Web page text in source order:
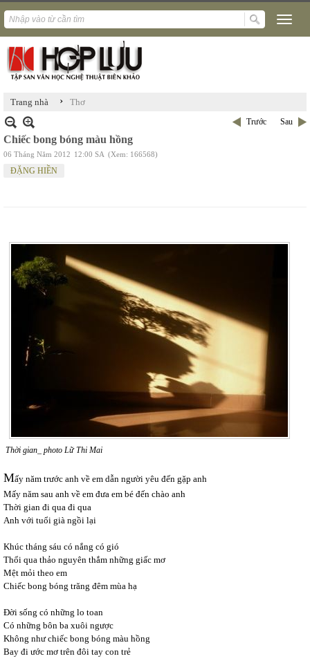
Trang nhà › Thơ
Trước Sau
Chiếc bong bóng màu hồng
06 Tháng Năm 2012 12:00 SA (Xem: 166568)
ĐẶNG HIỀN
Thời gian_ photo Lữ Thi Mai
Mấy năm trước anh về em dẫn người yêu đến gặp anh
Mấy năm sau anh về em đưa em bé đến chào anh
Thời gian đi qua đi qua
Anh với tuổi già ngồi lại
Khúc tháng sáu có nắng có gió
Thổi qua thảo nguyên thắm những giấc mơ
Mệt mỏi theo em
Chiếc bong bóng trăng đêm mùa hạ
Đời sống có những lo toan
Có những bôn ba xuôi ngược
Không như chiếc bong bóng màu hồng
Bay đi ước mơ trên đôi tay con trẻ